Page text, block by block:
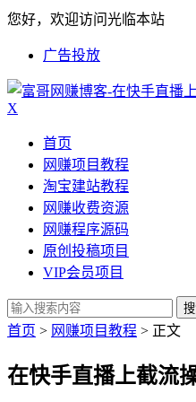
您好，欢迎访问光临本站
广告投放
X
首页
网赚项目教程
淘宝建站教程
网赚收费资源
网赚程序源码
原创投稿项目
VIP会员项目
首页 > 网赚项目教程 > 正文
在快手直播上截流